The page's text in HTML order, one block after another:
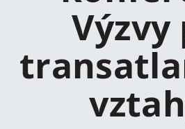
Výzvy